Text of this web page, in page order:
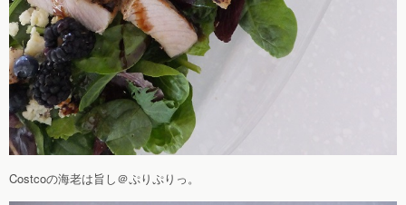
Costcoの海老は旨し＠ぷりぷりっ。